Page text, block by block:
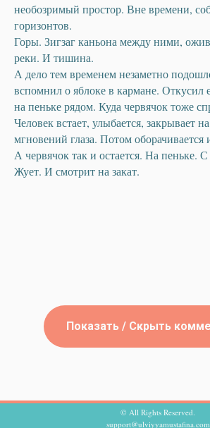
необозримый простор. Вне времени,
горизонтов.
Горы. Зигзаг каньона между ними,
реки. И тишина.
А дело тем временем незаметно
вспомнил о яблоке в кармане. Откусил
на пеньке рядом. Куда червячок тоже
Человек встает, улыбается, закрывает
мгновений глаза. Потом оборачивается
А червячок так и остается. На пеньке.
Жует. И смотрит на закат.
Показать / Скрыть
© All Rights Reserved.
support@ulviyyamustafina.com